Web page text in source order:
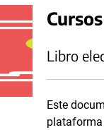
Libro
Este
plataforma